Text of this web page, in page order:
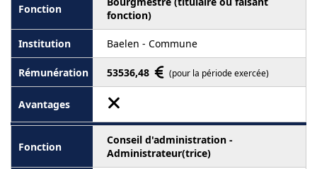
fonction)
Baelen - Commune
53536,48 (pour la période exercée)
Conseil d'administration -
Administrateur(trice)